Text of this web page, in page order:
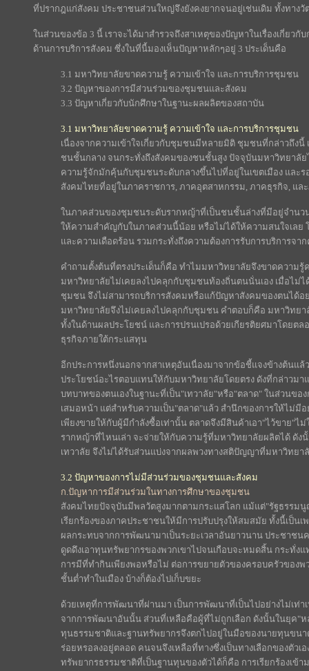
ที่ปรากฎแก่สังคม ประชาชนส่วนใหญ่จึงยังคงยากจนอยู่เช่นเดิม ทั้งทางวั
ในส่วนของข้อ 3 นี้ เราจะได้มาสำรวจถึงสาเหตุของปัญหาในเรื่องเกี่ยว
ด้านการบริการสังคม ซึ่งในที่นี้มองเห็นปัญหาหลักๆอยู่ 3 ประเด็นคือ
3.1 มหาวิทยาลัยขาดความรู้ ความเข้าใจ และการบริการชุมชน
3.2 ปัญหาของการมีส่วนร่วมของชุมชนและสังคม
3.3 ปัญหาเกี่ยวกับนักศึกษาในฐานะผลผลิตของสถาบัน
3.1 มหาวิทยาลัยขาดความรู้ ความเข้าใจ และการบริการชุมชน
เนื่องจากความเข้าใจเกี่ยวกับชุมชนมีหลายมิติ ชุมชนที่กล่าวถึงนี้
ชนชั้นกลาง จนกระทั่งถึงสังคมของชนชั้นสูง ปัจจุบันมหาวิทยาลั
ความรู้จักมักคุ้นกับชุมชนระดับกลางขึ้นไปที่อยู่ในเขตเมือง และ
สังคมไทยที่อยู่ในภาคราชการ, ภาคอุตสาหกรรม, ภาคธุรกิจ, แล
ในภาคส่วนของชุมชนระดับรากหญ้าที่เป็นชนชั้นล่างที่มีอยู่จำนว
ให้ความสำคัญกับในภาคส่วนนี้น้อย หรือไม่ได้ให้ความสนใจเลย
และความเดือดร้อน รวมกระทั่งถึงความต้องการรับการบริการจ
คำถามตั้งต้นที่ตรงประเด็นก็คือ ทำไมมหาวิทยาลัยจึงขาดความ
มหาวิทยาลัยไม่เคยลงไปคลุกกับชุมชนท้องถิ่นตนนั่นเอง เมื่อไม่
ชุมชน จึงไม่สามารถบริการสังคมหรือแก้ปัญหาสังคมของตนได้อ
มหาวิทยาลัยจึงไม่เคยลงไปคลุกกับชุมชน คำตอบก็คือ มหาวิทย
ทั้งในด้านผลประโยชน์ และการปรนเปรอด้วยเกียรติยศมาโดยตล
ธุรกิจภายใต้กระแสทุน
อีกประการหนึ่งนอกจากสาเหตุอันเนื่องมาจากข้อชี้แจงข้างต้น
ประโยชน์อะไรตอบแทนให้กับมหาวิทยาลัยโดยตรง ดังที่กล่าวมา
บทบาทของตนเองในฐานะที่เป็น"เทวาลัย"หรือ"ตลาด" ในส่วนขอ
เสมอหน้า แต่สำหรับความเป็น"ตลาด"แล้ว สำนึกของการให้ไม่
เพียงขายให้กับผู้มีกำลังซื้อเท่านั้น ตลาดจึงมีสินค้าเอา"ไว้ขาย"
รากหญ้าที่ไหนเล่า จะจ่ายให้กับความรู้ที่มหาวิทยาลัยผลิตได้ ดัง
เทวาลัย จึงไม่ได้รับส่วนแบ่งจากผลพวงทางสติปัญญาที่มหาวิทยา
3.2 ปัญหาของการไม่มีส่วนร่วมของชุมชนและสังคม
ก.ปัญหาการมีส่วนร่วมในทางการศึกษาของชุมชน
สังคมไทยปัจจุบันมีพลวัตสูงมากตามกระแสโลก แม้แต่"รัฐธรรมนู
เรียกร้องของภาคประชาชนให้มีการปรับปรุงให้สมสมัย ทั้งนี้เป็น
ผลกระทบจากการพัฒนามาเป็นระยะเวลาอันยาวนาน ประชา
ดูดดึงเอาทุนทรัพยากรของพวกเขาไปจนเกือบจะหมดสิ้น กระทั่
การมีที่ทำกินเพียงพอหรือไม่ ต่อการขยายตัวของครอบครัวของพ
ชั้นต่ำทำในเมือง บ้างก็ต้องไปเก็บขยะ
ด้วยเหตุที่การพัฒนาที่ผ่านมา เป็นการพัฒนาที่เป็นไปอย่างไม่เท่
จากการพัฒนาอันนั้น ส่วนที่เหลือคือผู้ที่ไม่ถูกเลือก ดังนั้นในยุค"
ทุนธรรมชาติและฐานทรัพยากรจึงตกไปอยู่ในมือของนายทุนขน
ร่อยหรอลงอยู่ตลอด คนจนจึงเหลือที่ทางซึ่งเป็นทางเลือกของตัว
ทรัพยากรธรรมชาติที่เป็นฐานทุนของตัวได้ก็คือ การเรียกร้องเข้